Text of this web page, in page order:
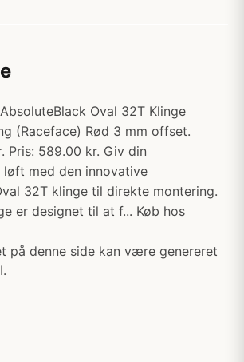
Oval 32T Klinge
(Raceface) Rød 3 mm offset.
Pris: 589.00 kr. Giv din
løft med den innovative
32T klinge til direkte montering.
er designet til at f... Køb hos
på denne side kan være genereret